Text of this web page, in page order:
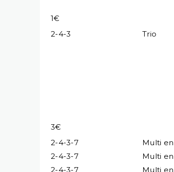
1€
2-4-3
Trio
3€
2-4-3-7
Multi
2-4-3-7
Multi en
2-4-3-7
Multi